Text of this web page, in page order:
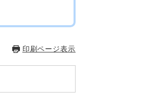
印刷ページ表示